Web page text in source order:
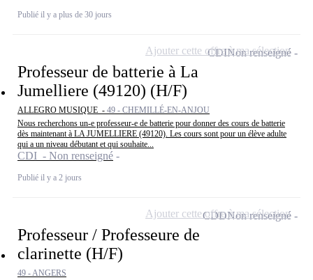
Publié il y a plus de 30 jours
Professeur de batterie à La
Jumelliere (49120) (H/F)
ALLEGRO MUSIQUE - 49 - CHEMILLÉ-EN-ANJOU
Nous recherchons un-e professeur-e de batterie pour donner des cours de batterie
dès maintenant à LA JUMELLIERE (49120). Les cours sont pour un élève adulte
qui a un niveau débutant et qui souhaite...
CDI - Non renseigné
Publié il y a 2 jours
CDINon renseigné
Ajouter cette offre à ma sélection
Professeur / Professeure de
clarinette (H/F)
49 - ANGERS
CDDNon renseigné
Ajouter cette offre à ma sélection